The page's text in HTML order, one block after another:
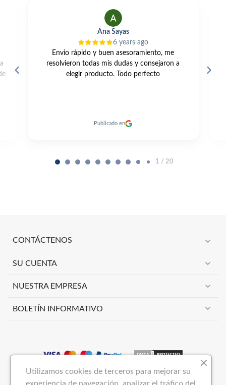
Ana Sayas
6 years ago
Envio rápido y buen asesoramiento, me
resolvieron todas mis dudas y consejaron a
elegir producto. Todo perfecto
Publicado en
2 / 20
CONTÁCTENOS expand_more
SU CUENTA expand_more
NUESTRA EMPRESA expand_more
BOLETÍN INFORMATIVO expand_more
Copyright 2023 VIMAI NOW S.LTodos los derechos reservados.
Utilizamos cookies de terceros para mejorar su